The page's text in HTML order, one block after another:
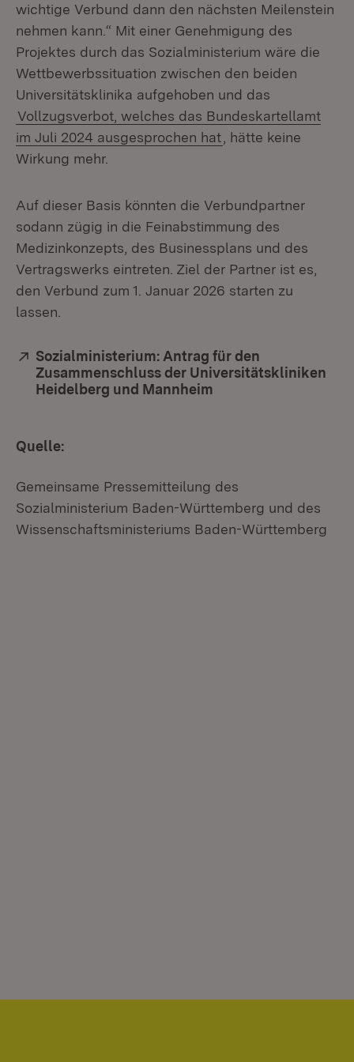
wichtige Verbund dann den nächsten Meilenstein
nehmen kann.“ Mit einer Genehmigung des
Projektes durch das Sozialministerium wäre die
Wettbewerbssituation zwischen den beiden
Universitätsklinika aufgehoben und das
Vollzugsverbot, welches das Bundeskartellamt
im Juli 2024 ausgesprochen hat , hätte keine
Wirkung mehr.
Auf dieser Basis könnten die Verbundpartner
sodann zügig in die Feinabstimmung des
Medizinkonzepts, des Businessplans und des
Vertragswerks eintreten. Ziel der Partner ist es,
den Verbund zum 1. Januar 2026 starten zu
lassen.
Extern:
Sozialministerium: Antrag für den
Zusammenschluss der Universitätskliniken
Heidelberg und Mannheim
Quelle:
Gemeinsame Pressemitteilung des
Sozialministerium Baden-Württemberg und des
Wissenschaftsministeriums Baden-Württemberg